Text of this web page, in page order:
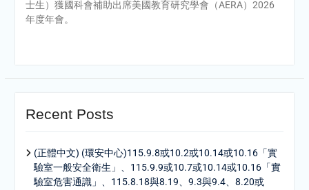
士生）獲國科會補助出席美國教育研究學會（AERA）2026
年度年會。
Recent Posts
(正體中文) (環安中心)115.9.8或10.2或10.14或10.16「實
驗室一般安全衛生」、115.9.9或10.7或10.14或10.16「實
驗室危害通識」、115.8.18與8.19、9.3與9.4、8.20或